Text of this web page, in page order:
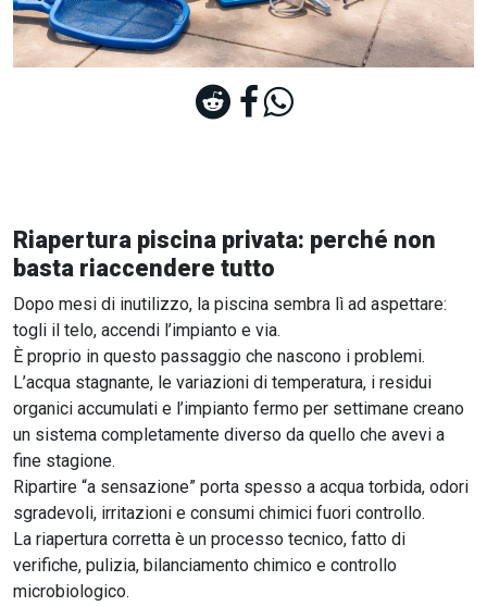
Riapertura piscina privata: perché non
basta riaccendere tutto
Dopo mesi di inutilizzo, la piscina sembra lì ad aspettare:
togli il telo, accendi l’impianto e via.
È proprio in questo passaggio che nascono i problemi.
L’acqua stagnante, le variazioni di temperatura, i residui
organici accumulati e l’impianto fermo per settimane creano
un sistema completamente diverso da quello che avevi a
fine stagione.
Ripartire “a sensazione” porta spesso a acqua torbida, odori
sgradevoli, irritazioni e consumi chimici fuori controllo.
La riapertura corretta è un processo tecnico, fatto di
verifiche, pulizia, bilanciamento chimico e controllo
microbiologico.